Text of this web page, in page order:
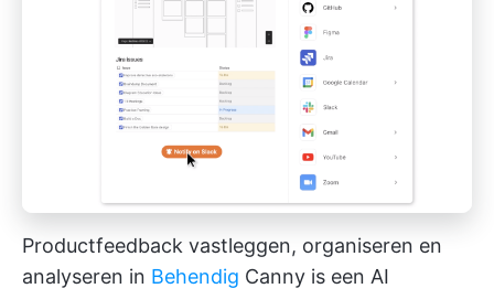
Productfeedback vastleggen, organiseren en
analyseren in Behendig Canny is een AI